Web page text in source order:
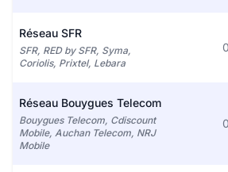
Réseau SFR
SFR, RED by SFR, Syma,
Coriolis, Prixtel, Lebara
0
Réseau Bouygues Telecom
Bouygues Telecom, Cdiscount
Mobile, Auchan Telecom, NRJ
Mobile
0